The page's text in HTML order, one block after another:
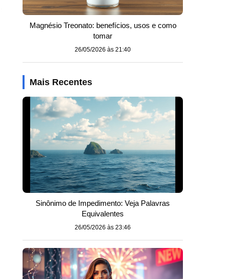
Magnésio Treonato: benefícios, usos e como
tomar
26/05/2026 às 21:40
Mais Recentes
Sinônimo de Impedimento: Veja Palavras
Equivalentes
26/05/2026 às 23:46